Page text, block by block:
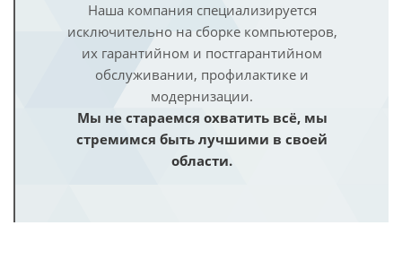
Наша компания специализируется
исключительно на сборке компьютеров,
их гарантийном и постгарантийном
обслуживании, профилактике и
модернизации.
Мы не стараемся охватить всё, мы
стремимся быть лучшими в своей
области.